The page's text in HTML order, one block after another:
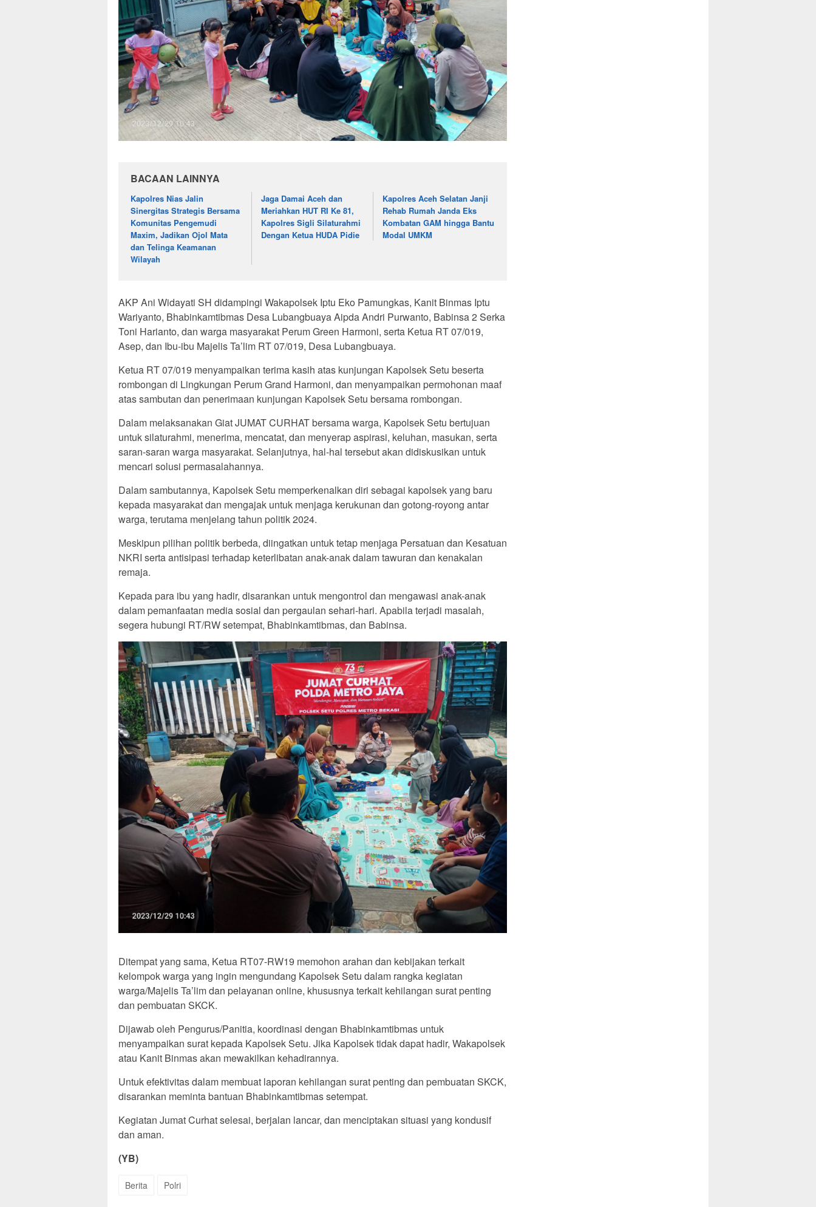
BACAAN LAINNYA
Kapolres Nias Jalin
Sinergitas Strategis Bersama
Komunitas Pengemudi
Maxim, Jadikan Ojol Mata
dan Telinga Keamanan
Wilayah
Jaga Damai Aceh dan
Meriahkan HUT RI Ke 81,
Kapolres Sigli Silaturahmi
Dengan Ketua HUDA Pidie
Kapolres Aceh Selatan Janji
Rehab Rumah Janda Eks
Kombatan GAM hingga Bantu
Modal UMKM
AKP Ani Widayati SH didampingi Wakapolsek Iptu Eko Pamungkas, Kanit Binmas Iptu
Wariyanto, Bhabinkamtibmas Desa Lubangbuaya Aipda Andri Purwanto, Babinsa 2 Serka
Toni Harianto, dan warga masyarakat Perum Green Harmoni, serta Ketua RT 07/019,
Asep, dan Ibu-ibu Majelis Ta’lim RT 07/019, Desa Lubangbuaya.
Ketua RT 07/019 menyampaikan terima kasih atas kunjungan Kapolsek Setu beserta
rombongan di Lingkungan Perum Grand Harmoni, dan menyampaikan permohonan maaf
atas sambutan dan penerimaan kunjungan Kapolsek Setu bersama rombongan.
Dalam melaksanakan Giat JUMAT CURHAT bersama warga, Kapolsek Setu bertujuan
untuk silaturahmi, menerima, mencatat, dan menyerap aspirasi, keluhan, masukan, serta
saran-saran warga masyarakat. Selanjutnya, hal-hal tersebut akan didiskusikan untuk
mencari solusi permasalahannya.
Dalam sambutannya, Kapolsek Setu memperkenalkan diri sebagai kapolsek yang baru
kepada masyarakat dan mengajak untuk menjaga kerukunan dan gotong-royong antar
warga, terutama menjelang tahun politik 2024.
Meskipun pilihan politik berbeda, diingatkan untuk tetap menjaga Persatuan dan Kesatuan
NKRI serta antisipasi terhadap keterlibatan anak-anak dalam tawuran dan kenakalan
remaja.
Kepada para ibu yang hadir, disarankan untuk mengontrol dan mengawasi anak-anak
dalam pemanfaatan media sosial dan pergaulan sehari-hari. Apabila terjadi masalah,
segera hubungi RT/RW setempat, Bhabinkamtibmas, dan Babinsa.
Ditempat yang sama, Ketua RT07-RW19 memohon arahan dan kebijakan terkait
kelompok warga yang ingin mengundang Kapolsek Setu dalam rangka kegiatan
warga/Majelis Ta’lim dan pelayanan online, khususnya terkait kehilangan surat penting
dan pembuatan SKCK.
Dijawab oleh Pengurus/Panitia, koordinasi dengan Bhabinkamtibmas untuk
menyampaikan surat kepada Kapolsek Setu. Jika Kapolsek tidak dapat hadir, Wakapolsek
atau Kanit Binmas akan mewakilkan kehadirannya.
Untuk efektivitas dalam membuat laporan kehilangan surat penting dan pembuatan SKCK,
disarankan meminta bantuan Bhabinkamtibmas setempat.
Kegiatan Jumat Curhat selesai, berjalan lancar, dan menciptakan situasi yang kondusif
dan aman.
(YB)
Berita Polri